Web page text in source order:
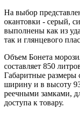
На выбор
окантовки - серый,
выполнены как из
так и глянцевого
Объем Бонета
составляет 850
Габаритные размеры
ширину и в высоту
реечными замками,
доступа к товару.